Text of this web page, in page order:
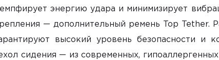
энергию удара и минимизирует
— дополнительный ремень Top Tether.
высокий уровень безопасности и
сидения — из современных,